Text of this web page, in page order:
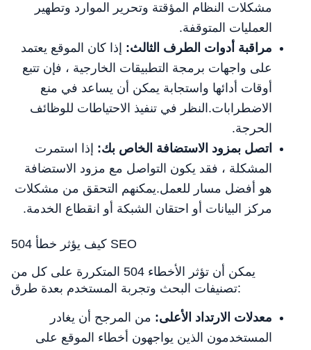
مشكلات النظام المؤقتة وتحرير الموارد وتطهير
العمليات المتوقفة.
مراقبة أدوات الطرف الثالث: إذا كان الموقع يعتمد
على واجهات برمجة التطبيقات الخارجية ، فإن تتبع
أوقات أدائها واستجابة يمكن أن يساعد في منع
الاضطرابات.النظر في تنفيذ الاحتياطات للوظائف
الحرجة.
اتصل بمزود الاستضافة الخاص بك: إذا استمرت
المشكلة ، فقد يكون التواصل مع مزود الاستضافة
هو أفضل مسار للعمل.يمكنهم التحقق من مشكلات
مركز البيانات أو احتقان الشبكة أو انقطاع الخدمة.
كيف يؤثر خطأ 504 SEO
يمكن أن تؤثر الأخطاء 504 المتكررة على كل من
تصنيفات البحث وتجربة المستخدم بعدة طرق:
معدلات الارتداد الأعلى: من المرجح أن يغادر
المستخدمون الذين يواجهون أخطاء الموقع على